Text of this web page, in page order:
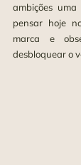
ambições
pensar hoje
marca e
desbloquear o